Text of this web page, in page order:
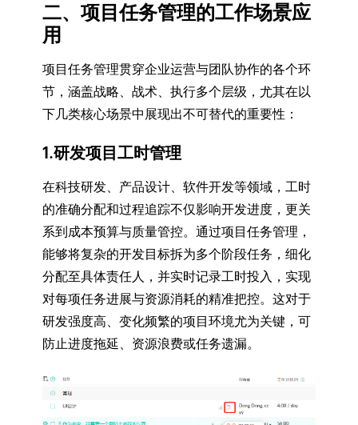
二、项目任务管理的工作场景应
用
项目任务管理贯穿企业运营与团队协作的各个环
节，涵盖战略、战术、执行多个层级，尤其在以
下几类核心场景中展现出不可替代的重要性：
1.研发项目工时管理
在科技研发、产品设计、软件开发等领域，工时
的准确分配和过程追踪不仅影响开发进度，更关
系到成本预算与质量管控。通过项目任务管理，
能够将复杂的开发目标拆为多个阶段任务，细化
分配至具体责任人，并实时记录工时投入，实现
对每项任务进展与资源消耗的精准把控。这对于
研发强度高、变化频繁的项目环境尤为关键，可
防止进度拖延、资源浪费或任务遗漏。